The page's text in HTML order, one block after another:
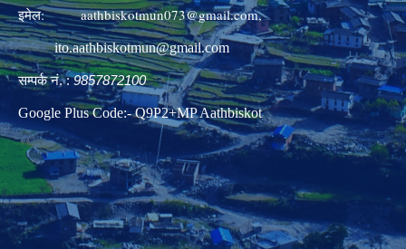
इमेल:aathbiskotmun073@gmail.com,
ito.aathbiskotmun@gmail.com
सम्पर्क नं. :9857872100
Google Plus Code:- Q9P2+MP Aathbiskot